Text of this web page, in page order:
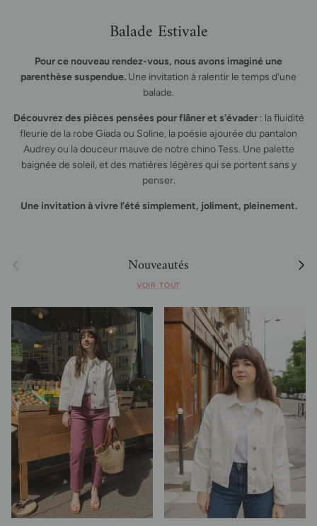
Balade Estivale
Pour ce nouveau rendez-vous, nous avons imaginé une
parenthèse suspendue. Une invitation à ralentir le temps d'une
balade.
Découvrez des pièces pensées pour flâner et s'évader: la fluidité
fleurie de la robe Giada ou Soline, la poésie ajourée du pantalon
Audrey ou la douceur mauve de notre chino Tess. Une palette
baignée de soleil, et des matières légères qui se portent sans y
penser.
Une invitation à vivre l’été simplement, joliment, pleinement.
Précédent Nouveautés
VOIR TOUT